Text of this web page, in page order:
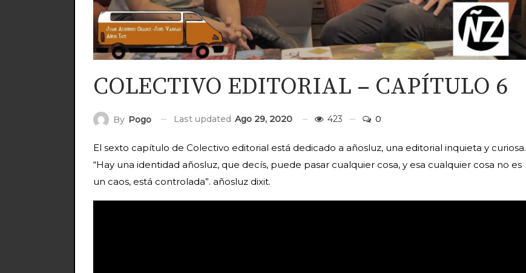
COLECTIVO EDITORIAL – CAPÍTULO 6
By Pogo Last updated Ago 29, 2020 423 0
El sexto capítulo de Colectivo editorial está dedicado a añosluz, una editorial inquieta y curiosa.
“Hay una identidad añosluz, que decís, puede pasar cualquier cosa, y esa cualquier cosa no es
un caos, está controlada”. añosluz dixit.